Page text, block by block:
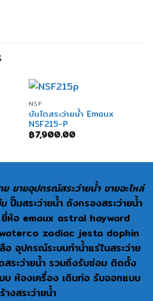
NSF
บันไดสระว่ายน้ำ Emaux
NSF215-P
฿7,900.00
ย ขายอุปกรณ์สระว่ายน้ำ ขายอะไหล่
ปั๊มสระว่ายน้ำ ถังกรองสระว่ายน้ำ
ยี่ห้อ emaux astral hayward
zodiac jesta dophin
อุปกรณ์ระบบทำน้ำแร่ในสระว่าย
สระว่ายน้ำ รวมถึงรับซ่อม ติดตั้ง
บ ห้องเครื่อง เดินท่อ รับออกแบบ
างสระว่ายน้ำ